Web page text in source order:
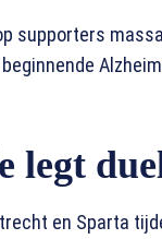
supporters
legt
en Sparta